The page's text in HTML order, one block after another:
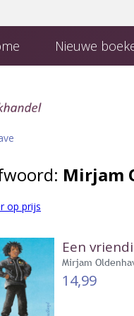
Nieuwe
Mirjam
op prijs
Een
Mirjam
14,99